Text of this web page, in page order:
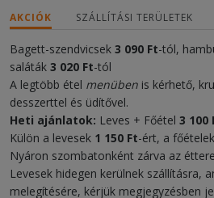
AKCIÓK SZÁLLÍTÁSI TERÜLETEK
Bagett-szendvicsek 3 090 Ft-tól,
saláták 3 020 Ft-tól
A legtöbb étel menüben is kérhető,
desszerttel és üdítővel.
Heti ajánlatok: Leves + Főétel 3 100
Külön a levesek 1 150 Ft-ért, a főételek
Nyáron szombatonként zárva az
Levesek hidegen kerülnek szállításra,
melegítésére, kérjük megjegyzésben